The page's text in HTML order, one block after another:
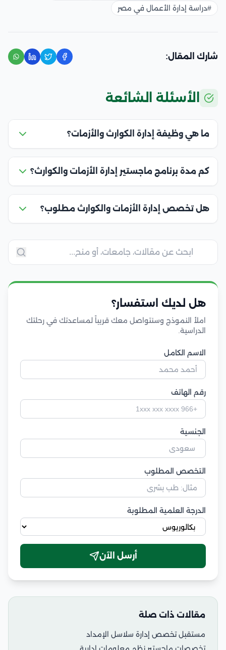
#دراسة إدارة الأعمال في مصر
شارك المقال:
الأسئلة الشائعة
ما هي وظيفة إدارة الكوارث والأزمات؟
كم مدة برنامج ماجستير إدارة الأزمات والكوارث؟
هل تخصص إدارة الأزمات والكوارث مطلوب؟
هل لديك استفسار؟
املأ النموذج وسنتواصل معك قريباً لمساعدتك في رحلتك
الدراسية.
الاسم الكامل
رقم الهاتف
الجنسية
التخصص المطلوب
الدرجة العلمية المطلوبة
أرسل الآن
مقالات ذات صلة
مستقبل تخصص إدارة سلاسل الإمداد